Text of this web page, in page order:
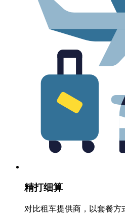
精打细算
对比租车提供商，以套餐方